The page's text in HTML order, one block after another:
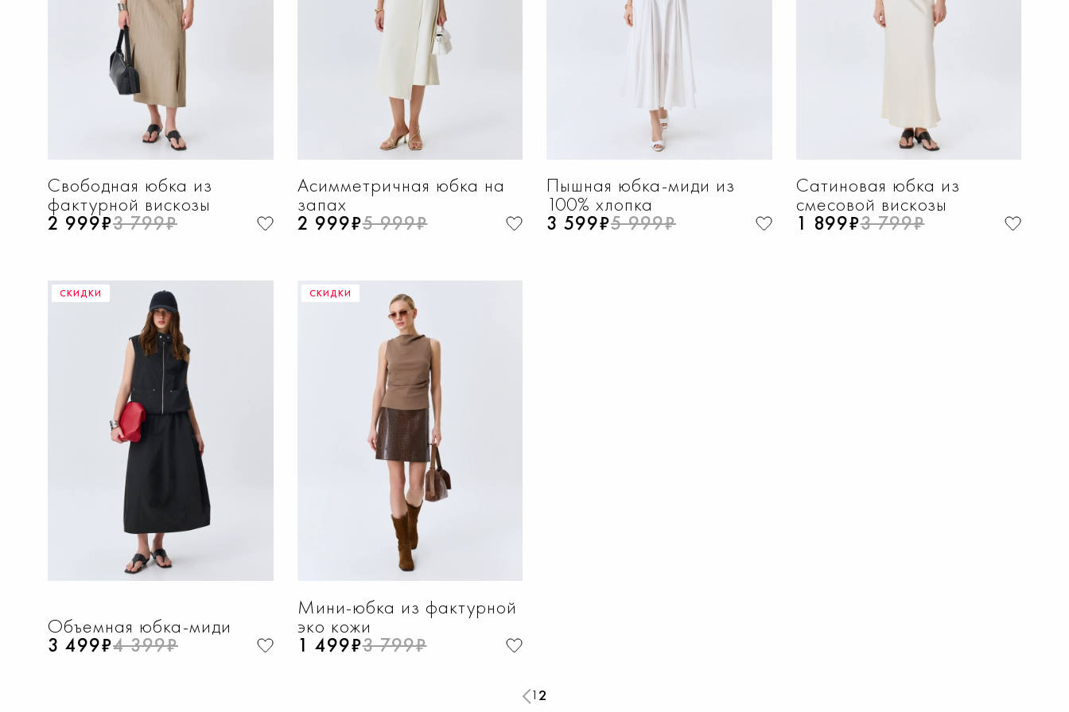
ДОБАВИТЬ В КОРЗИНУ
46
Свободная юбка из
фактурной вискозы
2 999₽3 799₽
ДОБАВИТЬ В КОРЗИНУ
46 48
Асимметричная юбка на
запах
2 999₽5 999₽
Пышная юбка-миди из
100% хлопка
3 599₽5 999₽
Сатиновая юбка из
смесовой вискозы
1 899₽3 799₽
СКИДКИ
Объемная юбка-миди
3 499₽4 399₽
СКИДКИ
Мини-юбка из фактурной
эко кожи
1 499₽3 799₽
1 2